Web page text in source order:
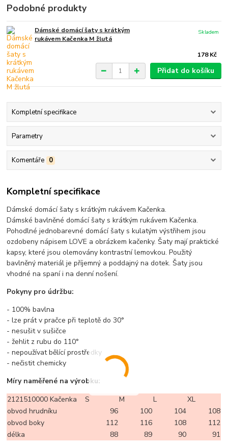
Podobné produkty
Dámské domácí šaty s krátkým
rukávem Kačenka M žlutá
178 Kč
Skladem
Přidat do košíku
Kompletní specifikace
Parametry
Komentáře 0
Kompletní specifikace
Dámské domácí šaty s krátkým rukávem Kačenka.
Dámské bavlněné domácí šaty s krátkým rukávem Kačenka.
Pohodlné jednobarevné domácí šaty s kulatým výstřihem jsou
ozdobeny nápisem LOVE a obrázkem kačenky. Šaty mají praktické
kapsy, které jsou olemovány kontrastní lemovkou. Použitý
bavlněný materiál je příjemný a poddajný na dotek. Šaty jsou
vhodné na spaní i na denní nošení.
Pokyny pro údržbu:
- 100% bavlna
- lze prát v pračce při teplotě do 30°
- nesušit v sušičce
- žehlit z rubu do 110°
- nepoužívat bělící prostředky
- nečistit chemicky
Míry naměřené na výrobku:
2121510000 Kačenka
S M L
XL
obvod hrudníku
96 100 104
108
obvod boky
112 116 108
112
délka
88 89 90 91